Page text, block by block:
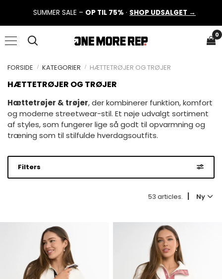
SUMMER SALE – OP TIL 75% · SHOP UDSALGET →
0
FORSIDE KATEGORIER HÆTTETRØJER OG TRØJER
HÆTTETRØJER OG TRØJER
Hættetrøjer & trøjer, der kombinerer funktion, komfort
og moderne streetwear-stil. Et nøje udvalgt sortiment
af styles, som fungerer lige så godt til opvarmning og
træning som til stilfulde hverdagsoutfits.
Filters
53 articles. | Ny